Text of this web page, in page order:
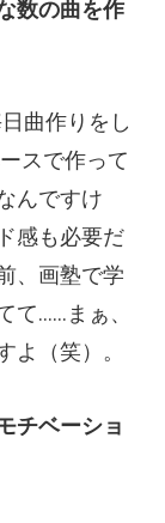
数の曲を作
曲作りをし
スで作って
んですけ
感も必要だ
、画塾で学
て……まぁ、
よ（笑）。
チベーショ